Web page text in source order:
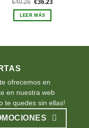
€40.26 El
original
era:
€40.26.
€36.23El
LEER MÁS
ofrecemos en
en nuestra web
te quedes sin ellas!